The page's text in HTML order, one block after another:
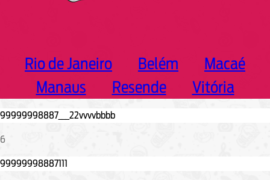
Rio de Janeiro Belém
Macaé
Manaus
Resende Vitória
6